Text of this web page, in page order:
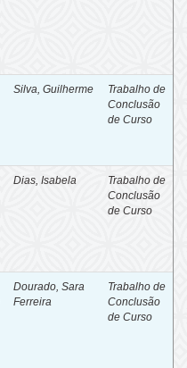
Silva, Guilherme
Trabalho de
Conclusão
de Curso
Dias, Isabela
Trabalho de
Conclusão
de Curso
Dourado, Sara
Ferreira
Trabalho de
Conclusão
de Curso